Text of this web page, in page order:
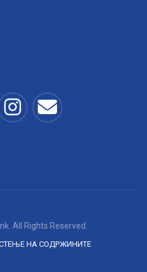
All Rights Reserved.
НА СОДРЖИНИТЕ